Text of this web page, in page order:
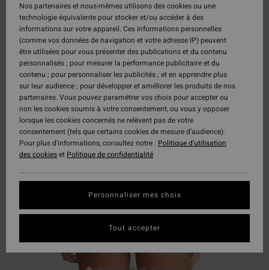
Nos partenaires et nous-mêmes utilisons des cookies ou une
technologie équivalente pour stocker et/ou accéder à des
informations sur votre appareil. Ces informations personnelles
(comme vos données de navigation et votre adresse IP) peuvent
être utilisées pour vous présenter des publications et du contenu
personnalisés ; pour mesurer la performance publicitaire et du
contenu ; pour personnaliser les publicités ; et en apprendre plus
sur leur audience ; pour développer et améliorer les produits de nos
partenaires. Vous pouvez paramétrer vos choix pour accepter ou
non les cookies soumis à votre consentement, ou vous y opposer
lorsque les cookies concernés ne relèvent pas de votre
consentement (tels que certains cookies de mesure d’audience).
Pour plus d'informations, consultez notre : Politique d'utilisation
des cookieset Politique de confidentialité
Personnaliser mes choix
Tout accepter